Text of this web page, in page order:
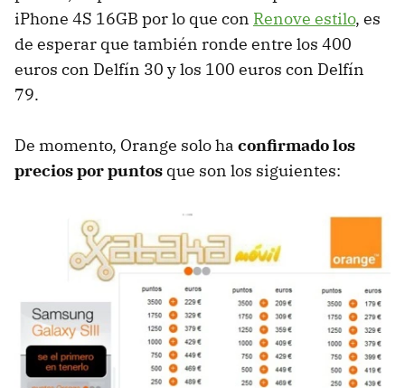
iPhone 4S 16GB por lo que con Renove estilo, es
de esperar que también ronde entre los 400
euros con Delfín 30 y los 100 euros con Delfín
79.
De momento, Orange solo ha confirmado los
precios por puntos que son los siguientes: